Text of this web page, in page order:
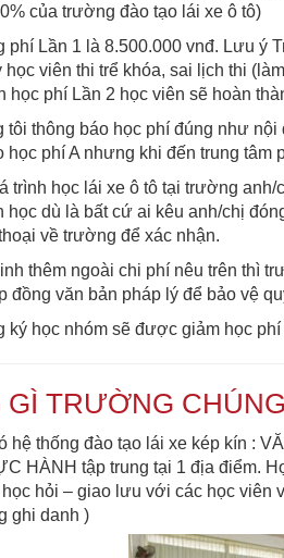
của trường đào tạo lái xe ô tô)
phí Lần 1 là 8.500.000 vnđ. Lưu ý
học viên thi trể khóa, sai lịch thi
học phí Lần 2 học viên sẽ hoàn
tôi thông báo học phí đúng như
học phí A nhưng khi đến trung
trình học lái xe ô tô tại trường
học dù là bất cứ ai kêu anh/chị
về trường để xác nhận.
thêm ngoài chi phí nêu trên thì
đồng văn bản pháp lý để bảo vệ
ký học nhóm sẽ được giảm học
TRƯỜNG
hệ thống đào tạo lái xe kép kín :
HÀNH tập trung tại 1 địa điểm.
hỏi – giao lưu với các học viên
ghi danh )